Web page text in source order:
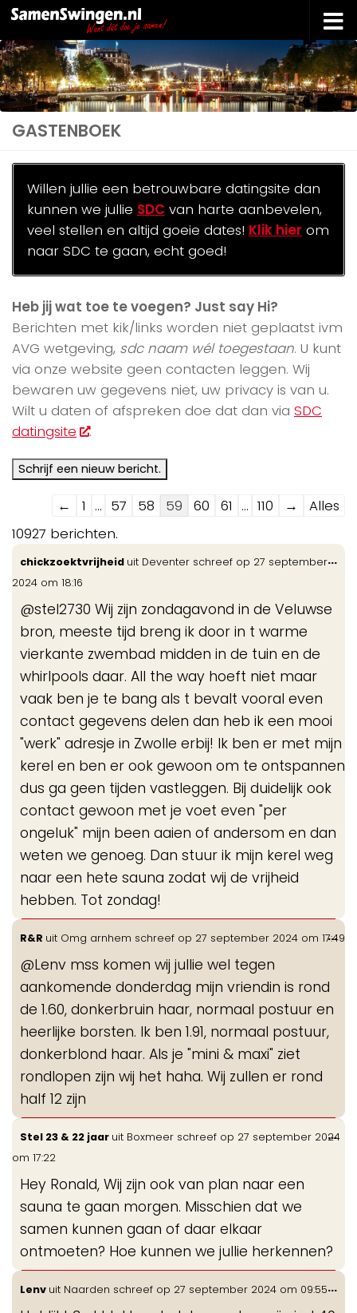
Doorgaan naar inhoud
GASTENBOEK
Willen jullie een betrouwbare datingsite dan
kunnen we jullie SDCvan harte aanbevelen,
veel stellen en altijd goeie dates! Klik hier om
naar SDC te gaan, echt goed!
Heb jij wat toe te voegen? Just say Hi?
Berichten met kik/links worden niet geplaatst ivm
AVG wetgeving, sdc naam wél toegestaan. U kunt
via onze website geen contacten leggen. Wij
bewaren uw gegevens niet, uw privacy is van u.
Wilt u daten of afspreken doe dat dan via SDC
datingsite
.
Navigatie
door
de
gastenboek-
lijst
← 1 ... 57 58 59 60 61 ... 110 →
Alles
10927 berichten.
chickzoektvrijheid uit Deventer schreef op 27 september
2024 om 18:16
@stel2730 Wij zijn zondagavond in de Veluwse
bron, meeste tijd breng ik door in t warme
vierkante zwembad midden in de tuin en de
whirlpools daar. All the way hoeft niet maar
vaak ben je te bang als t bevalt vooral even
contact gegevens delen dan heb ik een mooi
"werk" adresje in Zwolle erbij! Ik ben er met mijn
kerel en ben er ook gewoon om te ontspannen
dus ga geen tijden vastleggen. Bij duidelijk ook
contact gewoon met je voet even "per
ongeluk" mijn been aaien of andersom en dan
weten we genoeg. Dan stuur ik mijn kerel weg
naar een hete sauna zodat wij de vrijheid
hebben. Tot zondag!
...
R&R uit Omg arnhem schreef op 27 september 2024 om 17:49
@Lenv mss komen wij jullie wel tegen
aankomende donderdag mijn vriendin is rond
de 1.60, donkerbruin haar, normaal postuur en
heerlijke borsten. Ik ben 1.91, normaal postuur,
donkerblond haar. Als je "mini & maxi" ziet
rondlopen zijn wij het haha. Wij zullen er rond
half 12 zijn
...
Stel 23 & 22 jaar uit Boxmeer schreef op 27 september 2024
om 17:22
Hey Ronald, Wij zijn ook van plan naar een
sauna te gaan morgen. Misschien dat we
samen kunnen gaan of daar elkaar
ontmoeten? Hoe kunnen we jullie herkennen?
...
Lenv uit Naarden schreef op 27 september 2024 om 09:55...